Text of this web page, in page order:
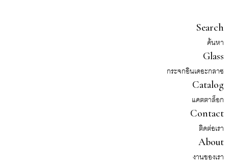
Search
ค้นหา
Glass
กระจกอินเดอะกลาซ
Catalog
แคตตาล็อก
Contact
ติดต่อเรา
About
งานของเรา